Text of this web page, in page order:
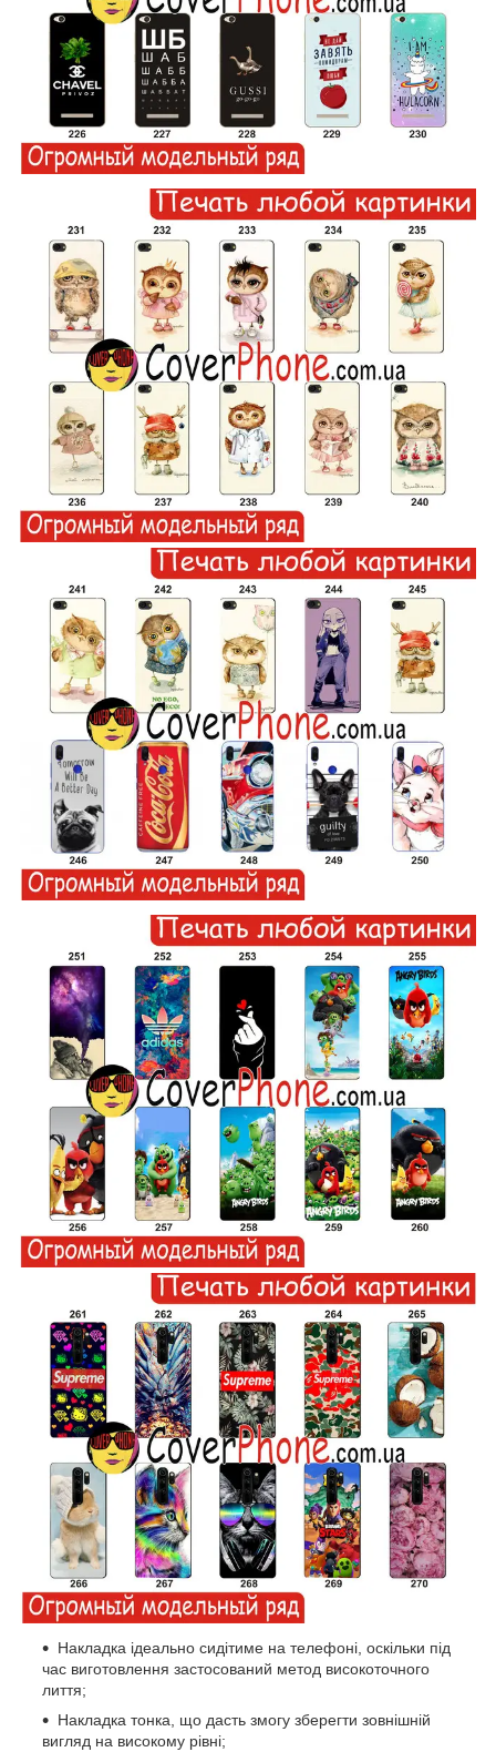
Накладка ідеально сидітиме на телефоні, оскільки під
час виготовлення застосований метод високоточного
лиття;
Накладка тонка, що дасть змогу зберегти зовнішній
вигляд на високому рівні;